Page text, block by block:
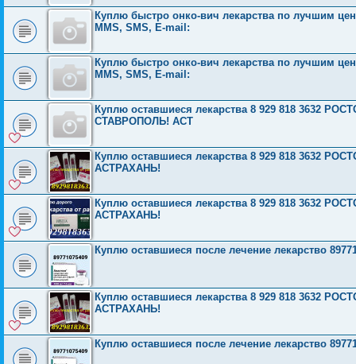
Куплю быстро онко-вич лекарства по лучшим
MMS, SMS, E-mail:
Куплю быстро онко-вич лекарства по лучшим
MMS, SMS, E-mail:
Куплю оставшиеся лекарства 8 929 818 3632
СТАВРОПОЛЬ! АСТ
Куплю оставшиеся лекарства 8 929 818 3632
АСТРАХАНЬ!
Куплю оставшиеся лекарства 8 929 818 3632
АСТРАХАНЬ!
Куплю оставшиеся после лечение лекарство
Куплю оставшиеся лекарства 8 929 818 3632
АСТРАХАНЬ!
Куплю оставшиеся после лечение лекарство